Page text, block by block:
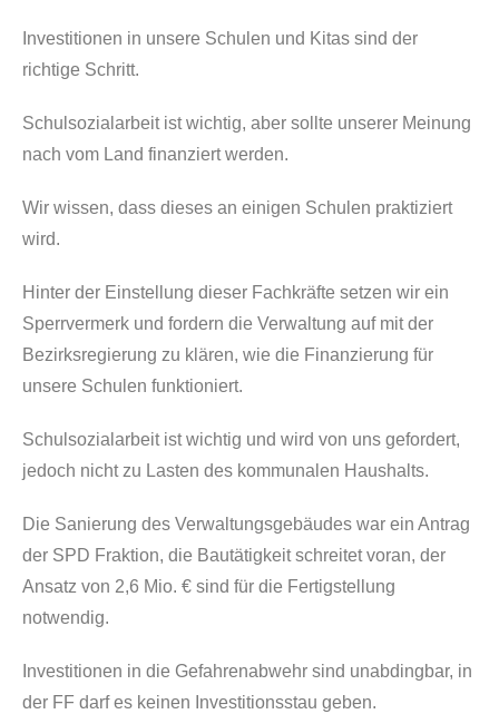
Investitionen in unsere Schulen und Kitas sind der
richtige Schritt.
Schulsozialarbeit ist wichtig, aber sollte unserer Meinung
nach vom Land finanziert werden.
Wir wissen, dass dieses an einigen Schulen praktiziert
wird.
Hinter der Einstellung dieser Fachkräfte setzen wir ein
Sperrvermerk und fordern die Verwaltung auf mit der
Bezirksregierung zu klären, wie die Finanzierung für
unsere Schulen funktioniert.
Schulsozialarbeit ist wichtig und wird von uns gefordert,
jedoch nicht zu Lasten des kommunalen Haushalts.
Die Sanierung des Verwaltungsgebäudes war ein Antrag
der SPD Fraktion, die Bautätigkeit schreitet voran, der
Ansatz von 2,6 Mio. € sind für die Fertigstellung
notwendig.
Investitionen in die Gefahrenabwehr sind unabdingbar, in
der FF darf es keinen Investitionsstau geben.